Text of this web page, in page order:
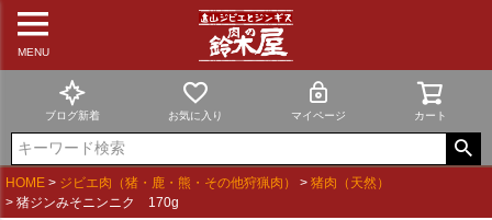
MENU
ブログ新着 お気に入り マイページ カート
HOME ジビエ肉（猪・鹿・熊・その他狩猟肉）
猪肉（天然）
猪ジンみそニンニク 170g